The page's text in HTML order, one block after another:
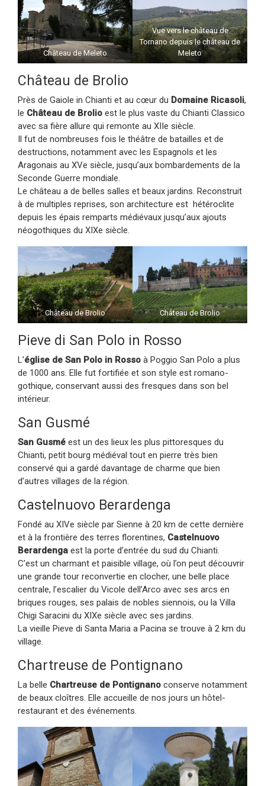
Château de Meleto
Vue vers le château de
Tornano depuis le château de
Meleto
Château de Brolio
Près de Gaiole in Chianti et au cœur du Domaine Ricasoli,
le Château de Brolio est le plus vaste du Chianti Classico
avec sa fière allure qui remonte au XIIe siècle.
Il fut de nombreuses fois le théâtre de batailles et de
destructions, notamment avec les Espagnols et les
Aragonais au XVe siècle, jusqu’aux bombardements de la
Seconde Guerre mondiale.
Le château a de belles salles et beaux jardins. Reconstruit
à de multiples reprises, son architecture est hétéroclite
depuis les épais remparts médiévaux jusqu’aux ajouts
néogothiques du XIXe siècle.
Château de Brolio Château de Brolio
Pieve di San Polo in Rosso
L’église de San Polo in Rosso à Poggio San Polo a plus
de 1000 ans. Elle fut fortifiée et son style est romano-
gothique, conservant aussi des fresques dans son bel
intérieur.
San Gusmé
San Gusmé est un des lieux les plus pittoresques du
Chianti, petit bourg médiéval tout en pierre très bien
conservé qui a gardé davantage de charme que bien
d’autres villages de la région.
Castelnuovo Berardenga
Fondé au XIVe siècle par Sienne à 20 km de cette dernière
et à la frontière des terres florentines, Castelnuovo
Berardenga est la porte d’entrée du sud du Chianti.
C’est un charmant et paisible village, où l’on peut découvrir
une grande tour reconvertie en clocher, une belle place
centrale, l’escalier du Vicole dell’Arco avec ses arcs en
briques rouges, ses palais de nobles siennois, ou la Villa
Chigi Saracini du XIXe siècle avec ses jardins.
La vieille Pieve di Santa Maria a Pacina se trouve à 2 km du
village.
Chartreuse de Pontignano
La belle Chartreuse de Pontignano conserve notamment
de beaux cloîtres. Elle accueille de nos jours un hôtel-
restaurant et des événements.